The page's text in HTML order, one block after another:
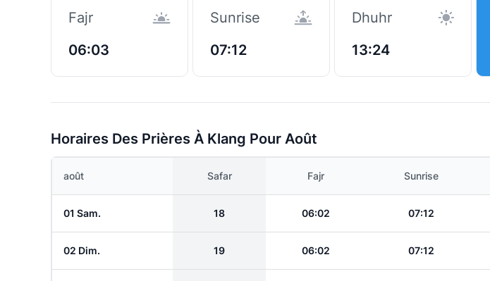
Fajr
06:03
Sunrise
07:12
Dhuhr
13:24
Horaires Des Prières À Klang Pour Août
août Safar Fajr Sunrise
01 Sam. 18 06:02 07:12
02 Dim. 19 06:02 07:12